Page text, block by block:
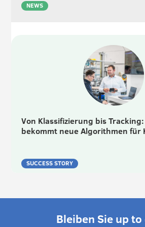
NEWS
Von Klassifizierung bis
bekommt neue Algorithmen für
SUCCESS STORY
Bleiben Sie up